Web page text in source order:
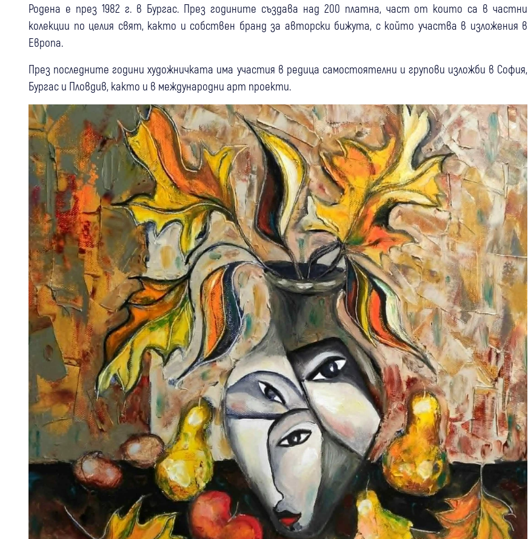
Родена е през 1982 г. в Бургас. През годините създава над 200 платна, част от които са в частни
колекции по целия свят, както и собствен бранд за авторски бижута, с който участва в изложения в
Европа.
През последните години художничката има участия в редица самостоятелни и групови изложби в София,
Бургас и Пловдив, както и в международни арт проекти.